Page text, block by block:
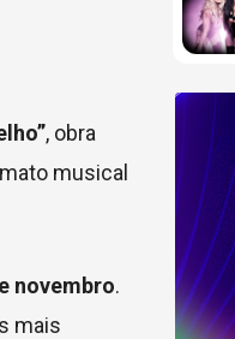
, obra
musical
novembro.
mais